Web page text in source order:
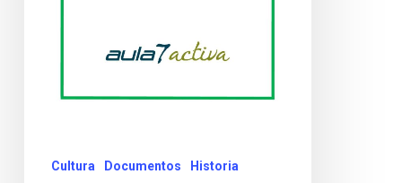
Cultura Documentos Historia